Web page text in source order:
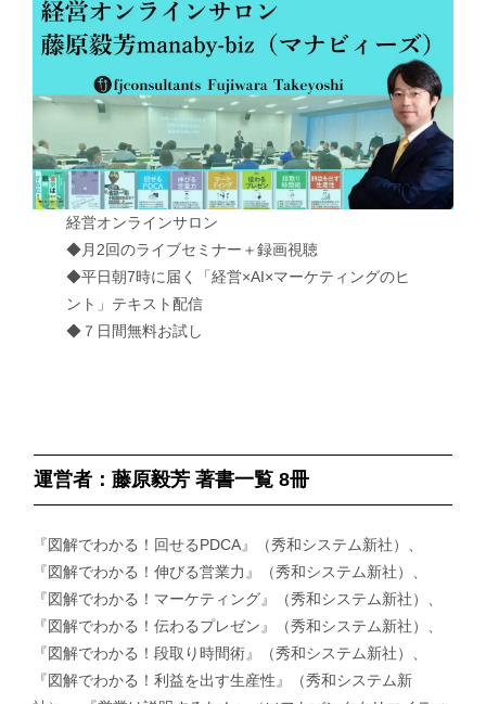
経営オンラインサロン
◆月2回のライブセミナー＋録画視聴
◆平日朝7時に届く「経営×AI×マーケティングのヒ
ント」テキスト配信
◆７日間無料お試し
運営者：藤原毅芳 著書一覧 8冊
『図解でわかる！回せるPDCA』（秀和システム新社）、
『図解でわかる！伸びる営業力』（秀和システム新社）、
『図解でわかる！マーケティング』（秀和システム新社）、
『図解でわかる！伝わるプレゼン』（秀和システム新社）、
『図解でわかる！段取り時間術』（秀和システム新社）、
『図解でわかる！利益を出す生産性』（秀和システム新